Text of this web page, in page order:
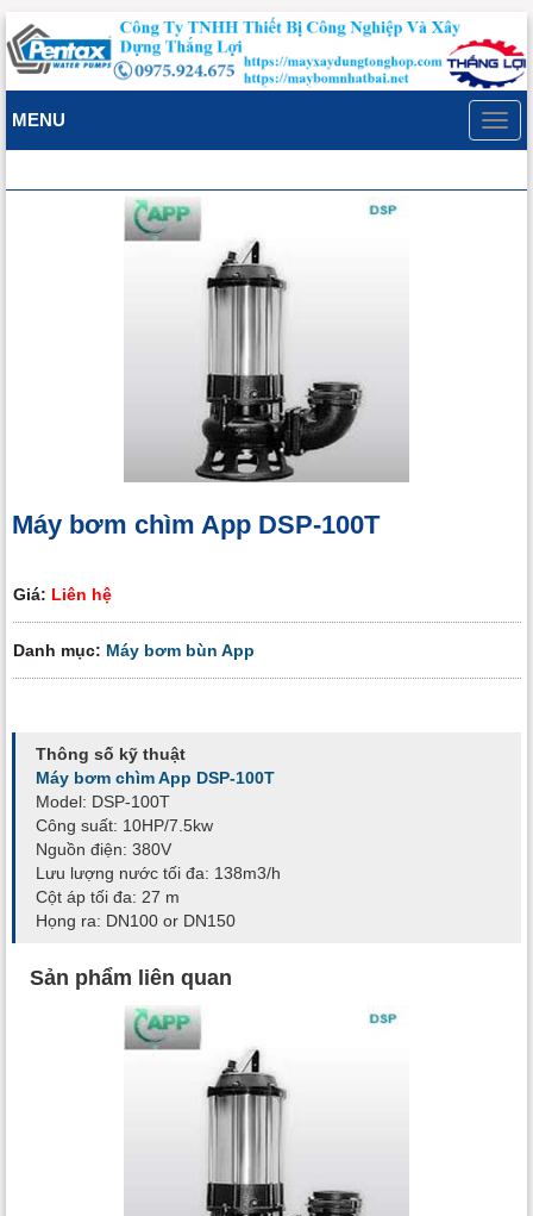
MENU
Máy bơm chìm App DSP-100T
Giá: Liên hệ
Danh mục: Máy bơm bùn App
Thông số kỹ thuật
Máy bơm chìm App DSP-100T
Model: DSP-100T
Công suất: 10HP/7.5kw
Nguồn điện: 380V
Lưu lượng nước tối đa: 138m3/h
Cột áp tối đa: 27 m
Họng ra: DN100 or DN150
Sản phẩm liên quan